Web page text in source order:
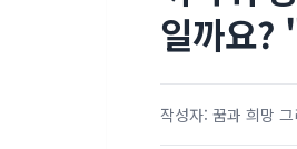
일까요?
작성자: 꿈과 희망